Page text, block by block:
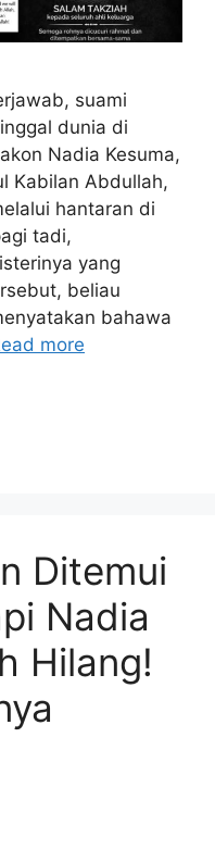
suami
dunia di
Nadia Kesuma,
Kabilan Abdullah,
hantaran di
tadi,
yang
beliau
bahawa
more
Ditemui
Nadia
Hilang!